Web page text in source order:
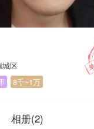
城区
8千~1万
相册(2)